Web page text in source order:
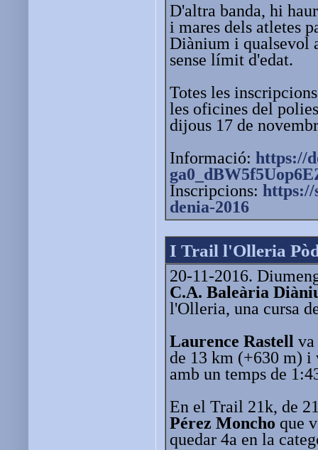
D'altra banda, hi
i mares dels atletes
Diànium i qualsevol
sense límit d'edat.
Totes les
les oficines del
dijous 17 de
Informació: https://
Inscripcions: https://
denia-2016
I Trail l'Olleria
20-11-2016.
C.A. Baleària
l'Olleria, una cursa
Laurence Rastell
de 13 km (+630 m) i
amb un temps de
En el Trail 21k, de
Pérez Moncho que
quedar 4a en la